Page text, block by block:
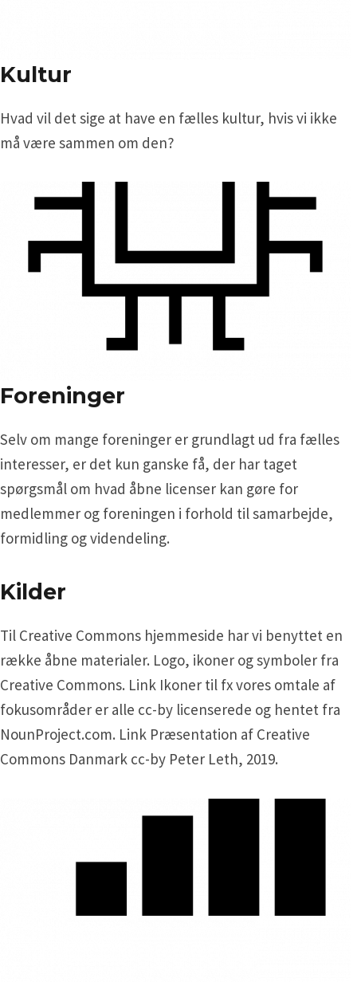
Kultur
Hvad vil det sige at have en fælles kultur, hvis vi ikke
må være sammen om den?
Foreninger
Selv om mange foreninger er grundlagt ud fra fælles
interesser, er det kun ganske få, der har taget
spørgsmål om hvad åbne licenser kan gøre for
medlemmer og foreningen i forhold til samarbejde,
formidling og videndeling.
Kilder
Til Creative Commons hjemmeside har vi benyttet en
række åbne materialer. Logo, ikoner og symboler fra
Creative Commons. Link Ikoner til fx vores omtale af
fokusområder er alle cc-by licenserede og hentet fra
NounProject.com. Link Præsentation af Creative
Commons Danmark cc-by Peter Leth, 2019.